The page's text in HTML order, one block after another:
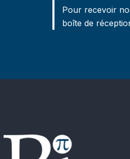
Pour recevoir
boîte de